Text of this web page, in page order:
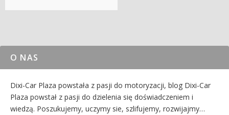
O NAS
Dixi-Car Plaza powstała z pasji do motoryzacji, blog Dixi-Car
Plaza powstał z pasji do dzielenia się doświadczeniem i
wiedzą. Poszukujemy, uczymy sie, szlifujemy, rozwijajmy…